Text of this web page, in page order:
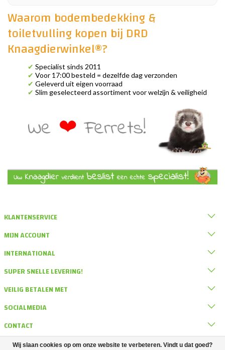
Waarom bodembedekking &
toiletvulling kopen bij DRD
Knaagdierwinkel®?
✔ Specialist sinds 2011
✔ Voor 17:00 besteld = dezelfde dag verzonden
✔ Geleverd uit eigen voorraad
✔ Slim geselecteerd assortiment voor welzijn & veiligheid
KLANTENSERVICE
MIJN ACCOUNT
INTERNATIONAL
SUPER SNELLE LEVERING!
VEILIG BETALEN MET
SOCIALMEDIA
CONTACT
Wij slaan cookies op om onze website te verbeteren. Vindt u dat goed?